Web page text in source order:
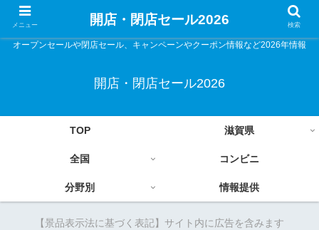
オープンセールや閉店セール、キャンペーンやクーポン情報など2026年情報
開店・閉店セール2026
TOP 滋賀県
全国 コンビニ
分野別 情報提供
【景品表示法に基づく表記】サイト内に広告を含みます
メニュー 開店・閉店セール2026 検索